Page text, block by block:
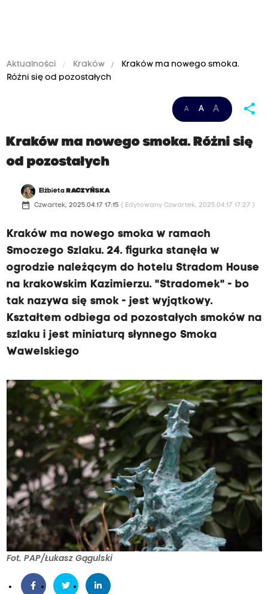
Aktualności Kraków
Kraków ma nowego smoka.
Różni się od pozostałych
A A A share
Kraków ma nowego smoka. Różni się
od pozostałych
Elżbieta RACZYŃSKA
date_range Czwartek, 2025.04.17 17:15 ( Edytowany Czwartek, 2025.04.17 17:27 )
Kraków ma nowego smoka w ramach
Smoczego Szlaku. 24. figurka stanęła w
ogrodzie należącym do hotelu Stradom House
na krakowskim Kazimierzu. "Stradomek" - bo
tak nazywa się smok - jest wyjątkowy.
Kształtem odbiega od pozostałych smoków na
szlaku i jest miniaturą słynnego Smoka
Wawelskiego
Fot. PAP/Łukasz Gągulski